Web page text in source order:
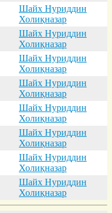
Шайх Нуриддин
Холиқназар
Шайх Нуриддин
Холиқназар
Шайх Нуриддин
Холиқназар
Шайх Нуриддин
Холиқназар
Шайх Нуриддин
Холиқназар
Шайх Нуриддин
Холиқназар
Шайх Нуриддин
Холиқназар
Шайх Нуриддин
Холиқназар